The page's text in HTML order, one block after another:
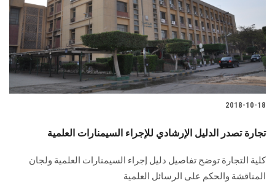
2018-10-18
تجارة تصدر الدليل الإرشادي للإجراء السيمنارات العلمية
كلية التجارة توضح تفاصيل دليل إجراء السيمنارات العلمية ولجان
المناقشة والحكم على الرسائل العلمية